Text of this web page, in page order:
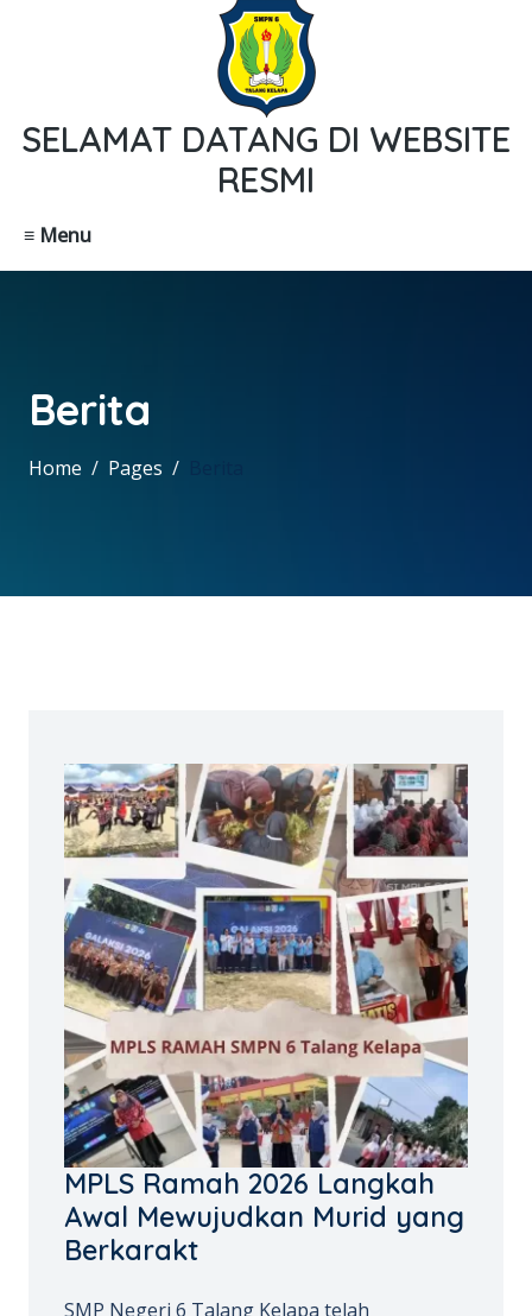
SELAMAT DATANG DI WEBSITE
RESMI
≡ Menu
Berita
Home Pages
MPLS Ramah 2026 Langkah
Awal Mewujudkan Murid yang
Berkarakt
SMP Negeri 6 Talang Kelapa telah